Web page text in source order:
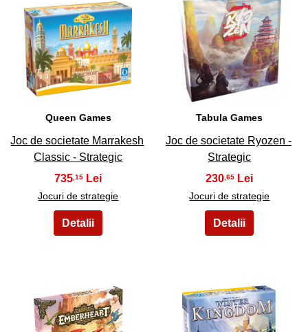
19
Queen Games
Joc de societate Marrakesh
Classic - Strategic
735 ,15
Jocuri de strategie
20
Tabula Games
Joc de societate Ryozen -
Strategic
230 ,65
Jocuri de strategie